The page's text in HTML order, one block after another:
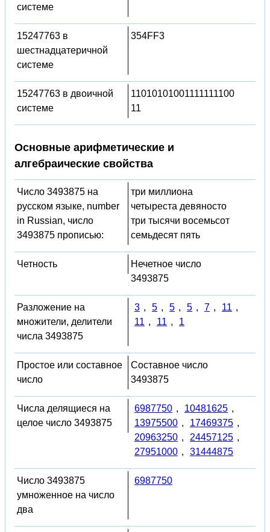
системе
15247763 в
шестнадцатеричной
системе
354FF3
15247763 в двоичной
системе
11010101001111111100
11
Основные арифметические и
алгебраические свойства
Число 3493875 на
русском языке, number
in Russian, число
3493875 прописью:
три миллиона
четыреста девяносто
три тысячи восемьсот
семьдесят пять
Четность
Нечетное число
3493875
Разложение на
множители, делители
числа 3493875
3 , 5 , 5 , 5 , 7 , 11 ,
11 , 11 , 1
Простое или составное
число
Составное число
3493875
Числа делящиеся на
целое число 3493875
6987750 , 10481625 ,
13975500 , 17469375 ,
20963250 , 24457125 ,
27951000 , 31444875
Число 3493875
умноженное на число
два
6987750